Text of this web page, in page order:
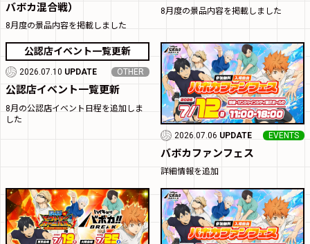
バボカ混合戦）
8月度の景品内容を掲載しました
8月度の景品内容を掲載しました
公認店イベント一覧更新
2026.07.10 UPDATE OTHER
公認店イベント一覧更新
8月の公認店イベント日程を追加しま
した
2026.07.06 UPDATE EVENTS
バボカファンフェス
詳細情報を追加